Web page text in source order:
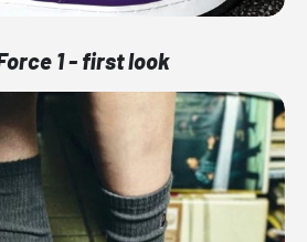
1 - first look